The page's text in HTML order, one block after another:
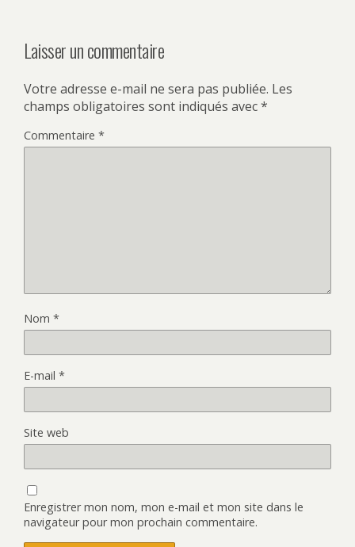
Laisser un commentaire
Votre adresse e-mail ne sera pas publiée. Les
champs obligatoires sont indiqués avec*
Commentaire *
Nom *
E-mail *
Site web
Enregistrer mon nom, mon e-mail et mon site dans le
navigateur pour mon prochain commentaire.